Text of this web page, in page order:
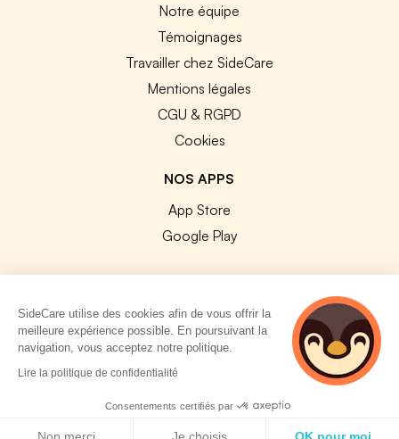
Notre équipe
Témoignages
Travailler chez SideCare
Mentions légales
CGU & RGPD
Cookies
NOS APPS
App Store
Google Play
© 2026 SideCare. Tous droits réservés.
SideCare utilise des cookies afin de vous offrir la
meilleure expérience possible. En poursuivant la
navigation, vous acceptez notre politique.
Lire la politique de confidentialité
Consentements certifiés par
5 personnes
consultent
actuellement cette